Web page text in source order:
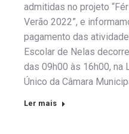
admitidas no projeto
Verão 2022”, e
pagamento das
Escolar de Nelas
das 09h00 às 16h00, na
Único da Câmara
Ler mais